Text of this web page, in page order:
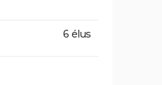
6 élus